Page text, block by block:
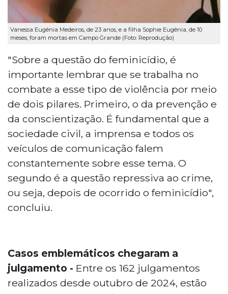
Vanessa Eugênia Medeiros, de 23 anos, e a filha Sophie Eugênia, de 10
meses, foram mortas em Campo Grande (Foto: Reprodução)
"Sobre a questão do feminicídio, é
importante lembrar que se trabalha no
combate a esse tipo de violência por meio
de dois pilares. Primeiro, o da prevenção e
da conscientização. É fundamental que a
sociedade civil, a imprensa e todos os
veículos de comunicação falem
constantemente sobre esse tema. O
segundo é a questão repressiva ao crime,
ou seja, depois de ocorrido o feminicídio",
concluiu.
Casos emblemáticos chegaram a
julgamento - Entre os 162 julgamentos
realizados desde outubro de 2024, estão